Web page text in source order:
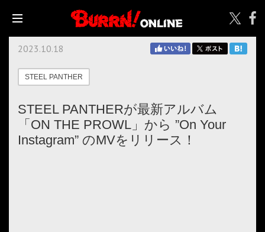
2023.10.18
STEEL PANTHER
STEEL PANTHERが最新アルバム
「ON THE PROWL」から ”On Your
Instagram” のMVをリリース！